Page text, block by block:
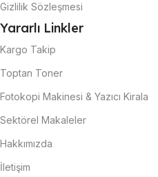
Gizlilik Sözleşmesi
Yararlı Linkler
Kargo Takip
Toptan Toner
Fotokopi Makinesi & Yazıcı Kirala
Sektörel Makaleler
Hakkımızda
İletişim